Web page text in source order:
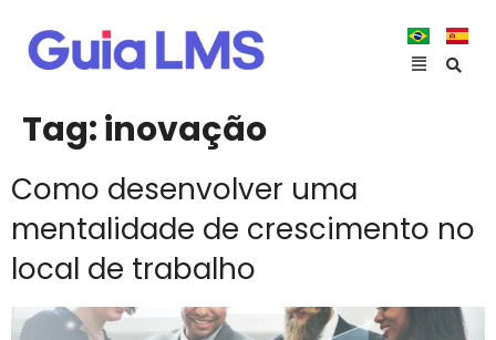
Tag:inovação
Como desenvolver uma
mentalidade de crescimento no
local de trabalho